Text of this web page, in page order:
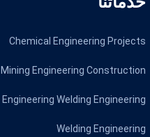
Chemical Engineering Projects
Mining Engineering Construction
Engineering Welding Engineering
Welding Engineering